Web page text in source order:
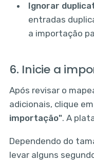
Ignorar
entradas
a importação
6. Inicie a
Após revisar o
adicionais, clique em
importação". A
Dependendo do
levar alguns